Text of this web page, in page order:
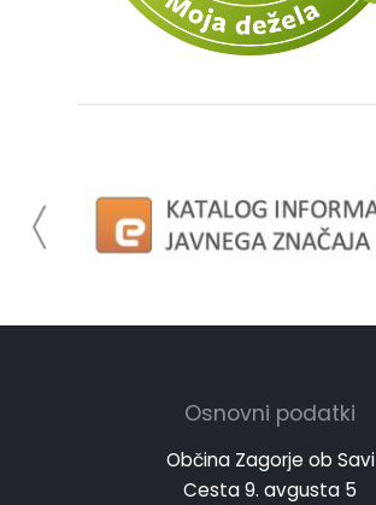
Osnovni podatki
Občina Zagorje ob Savi
Cesta 9. avgusta 5